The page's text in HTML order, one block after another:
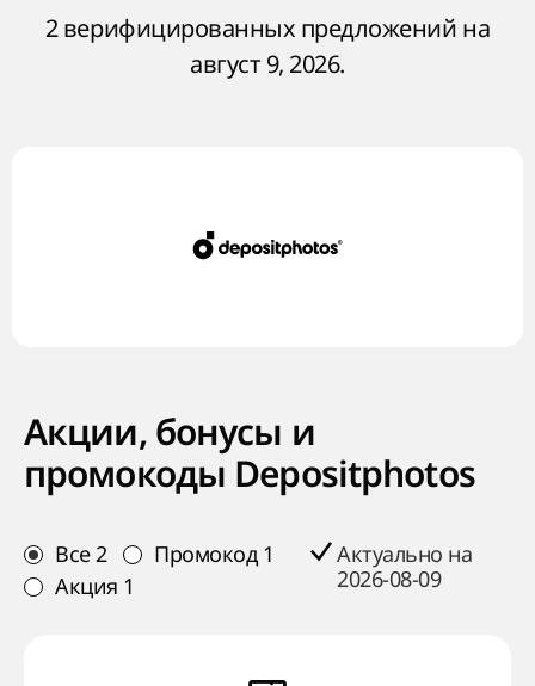
2 верифицированных предложений на
август 9, 2026.
Акции, бонусы и
промокоды Depositphotos
Все2 Промокод 1
Акция 1
Актуально на
2026-08-09